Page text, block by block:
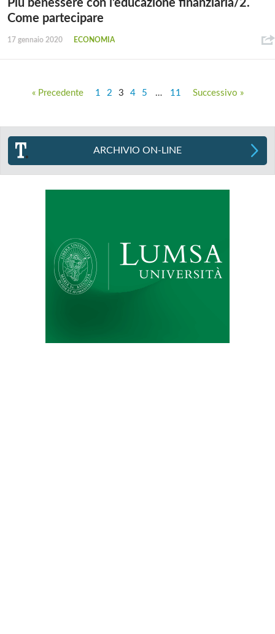
Più benessere con l’educazione finanziaria/2.
Come partecipare
17 gennaio 2020 ECONOMIA
« Precedente 1 2 3 4 5 … 11 Successivo »
ARCHIVIO ON-LINE